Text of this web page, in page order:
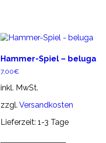
Hammer-Spiel – beluga
7,00€
inkl. MwSt.
zzgl. Versandkosten
Lieferzeit: 1-3 Tage